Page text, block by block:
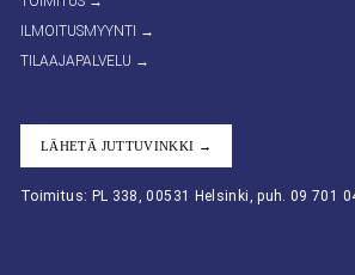
ILMOITUSMYYNTI →
TILAAJAPALVELU →
LÄHETÄ JUTTUVINKKI →
Toimitus: PL 338, 00531 Helsinki, puh. 09 701